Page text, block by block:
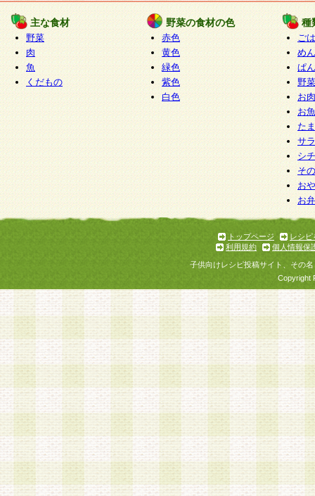
主な食材
野菜
肉
魚
くだもの
野菜の食材の色
赤色
黄色
緑色
紫色
白色
種
ご
めん
ぱん
野
お
お
た
サ
シ
そ
お
お
トップページ
レシピ
利用規約
個人情報保
子供向けレシピ投稿サイト、その
Copyright